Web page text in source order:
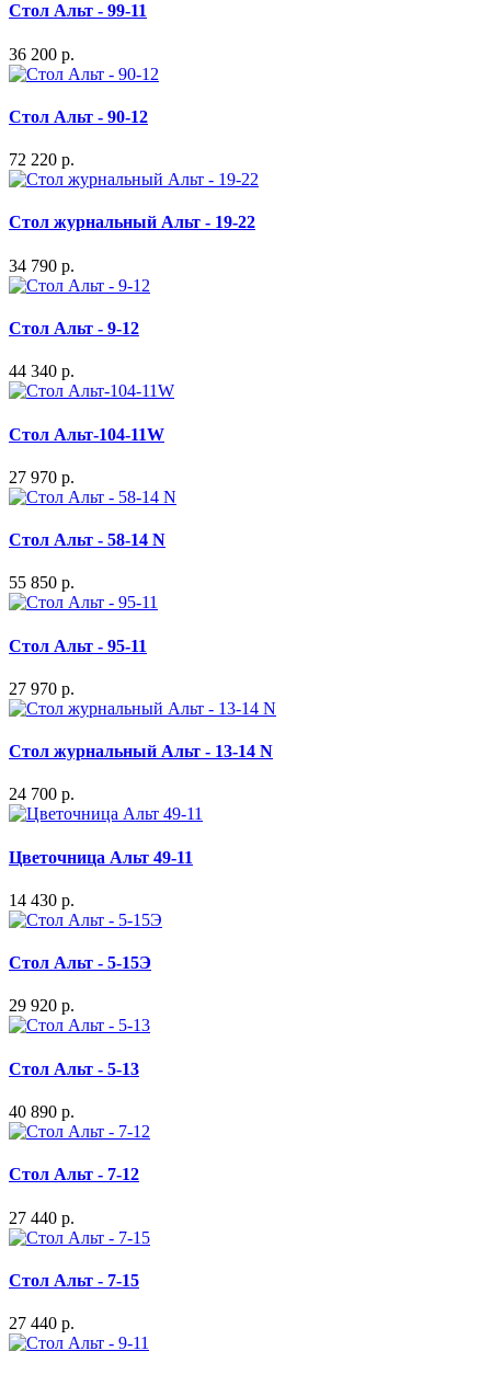
Стол Альт - 99-11
36 200 р.
Стол Альт - 90-12
72 220 р.
Стол журнальный Альт - 19-22
34 790 р.
Стол Альт - 9-12
44 340 р.
Стол Альт-104-11W
27 970 р.
Стол Альт - 58-14 N
55 850 р.
Стол Альт - 95-11
27 970 р.
Стол журнальный Альт - 13-14 N
24 700 р.
Цветочница Альт 49-11
14 430 р.
Стол Альт - 5-15Э
29 920 р.
Стол Альт - 5-13
40 890 р.
Стол Альт - 7-12
27 440 р.
Стол Альт - 7-15
27 440 р.